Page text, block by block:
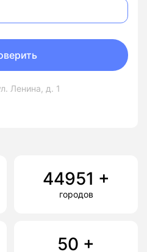
Ленина, д. 1
44951 +
городов
50 +